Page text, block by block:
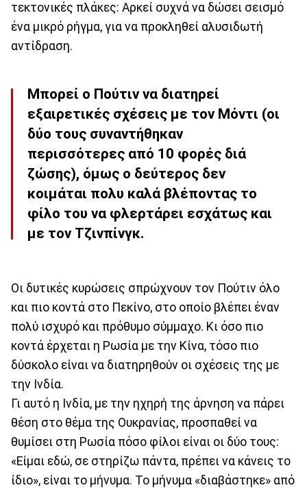
τεκτονικές πλάκες: Αρκεί συχνά να δώσει σεισμό
ένα μικρό ρήγμα, για να προκληθεί αλυσιδωτή
αντίδραση.
Μπορεί ο Πούτιν να διατηρεί
εξαιρετικές σχέσεις με τον Μόντι (οι
δύο τους συναντήθηκαν
περισσότερες από 10 φορές διά
ζώσης), όμως ο δεύτερος δεν
κοιμάται πολυ καλά βλέποντας το
φίλο του να φλερτάρει εσχάτως και
με τον Τζινπίνγκ.
Οι δυτικές κυρώσεις σπρώχνουν τον Πούτιν όλο
και πιο κοντά στο Πεκίνο, στο οποίο βλέπει έναν
πολύ ισχυρό και πρόθυμο σύμμαχο. Κι όσο πιο
κοντά έρχεται η Ρωσία με την Κίνα, τόσο πιο
δύσκολο είναι να διατηρηθούν οι σχέσεις της με
την Ινδία.
Γι αυτό η Ινδία, με την ηχηρή της άρνηση να πάρει
θέση στο θέμα της Ουκρανίας, προσπαθεί να
θυμίσει στη Ρωσία πόσο φίλοι είναι οι δύο τους:
«Είμαι εδώ, σε στηρίζω πάντα, πρέπει να κάνεις το
ίδιο», είναι το μήνυμα. Το μήνυμα «διαβάστηκε» από